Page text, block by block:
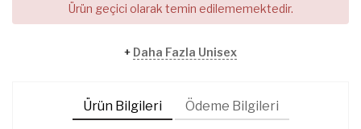
Ürün geçici olarak temin edilememektedir.
+ Daha Fazla Unisex
Ürün Bilgileri Ödeme Bilgileri